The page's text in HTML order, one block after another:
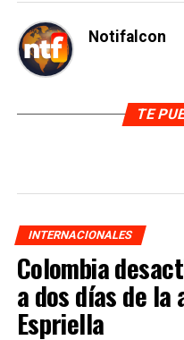
Notifalcon
TE
INTERNACIONALES
Colombia
a dos días de la
Espriella